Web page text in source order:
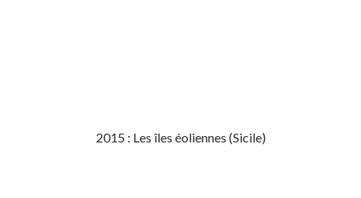
2015 : Les îles éoliennes (Sicile)